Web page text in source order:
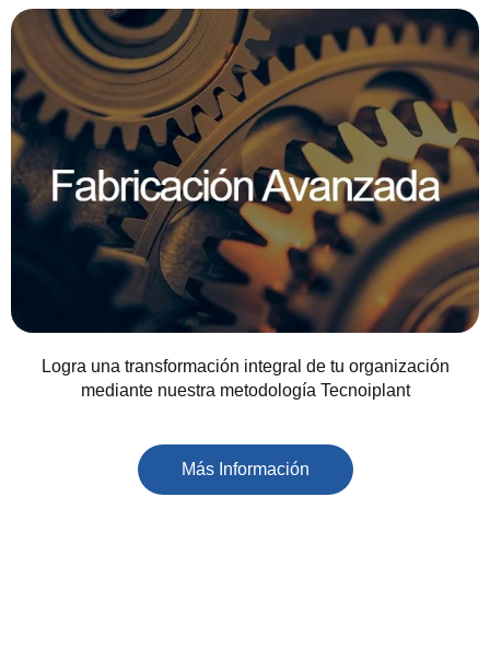
Logra una transformación integral de tu organización
mediante nuestra metodología Tecnoiplant
Más Información